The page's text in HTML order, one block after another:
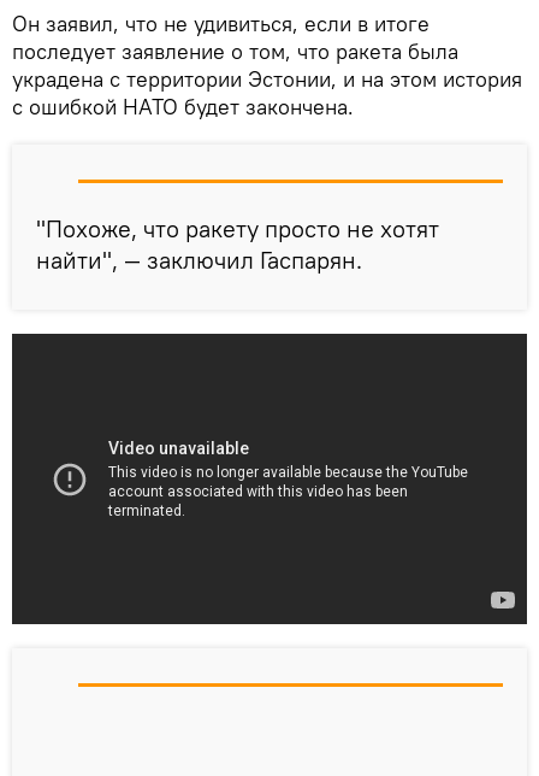
Он заявил, что не удивиться, если в итоге
последует заявление о том, что ракета была
украдена с территории Эстонии, и на этом история
с ошибкой НАТО будет закончена.
"Похоже, что ракету просто не хотят
найти", — заключил Гаспарян.